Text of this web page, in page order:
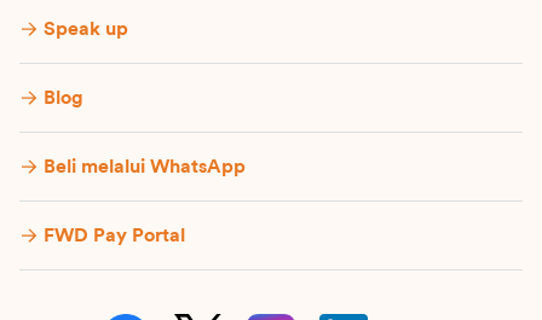
Speak up
Blog
Beli melalui WhatsApp
FWD Pay Portal